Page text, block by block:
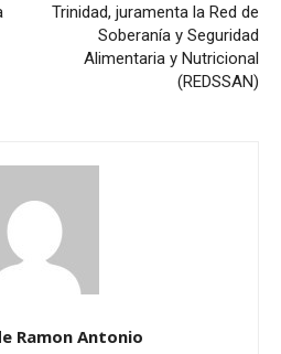
Trinidad, juramenta la Red de
Soberanía y Seguridad
Alimentaria y Nutricional
(REDSSAN)
Ramon Antonio